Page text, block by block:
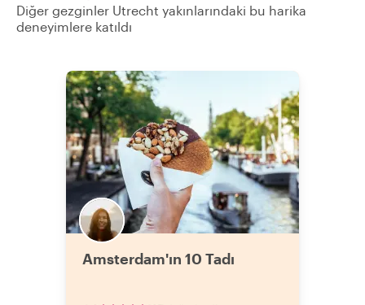
Diğer gezginler Utrecht yakınlarındaki bu harika
deneyimlere katıldı
Amsterdam'ın 10 Tadı